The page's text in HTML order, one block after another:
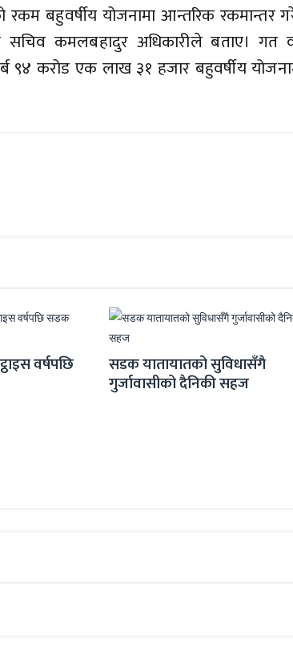
बहुवर्षीय योजनामा आन्तरिक रकमान्तर
सचिव कमलबहादुर अधिकारीले बताए। गत
करोड एक लाख ३१ हजार बहुवर्षीय
सुविधासँगै
सहज
मालढुङ्गा–बेनी सडकः स्तरोन्नतिपछि
यात्राअवधि छोटियो